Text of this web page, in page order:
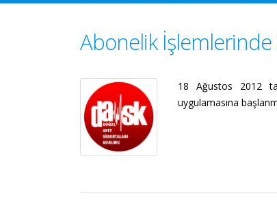
Abonelik
18 Ağustos 2012
uygulamasına